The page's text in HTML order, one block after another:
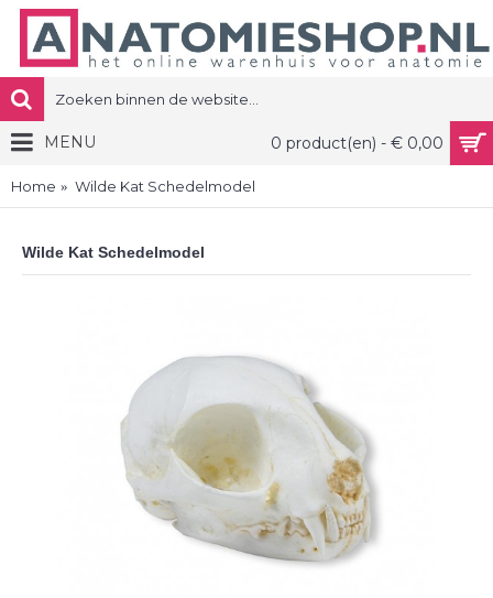
0 product(en) - € 0,00
MENU
Home Wilde Kat Schedelmodel
Wilde Kat Schedelmodel